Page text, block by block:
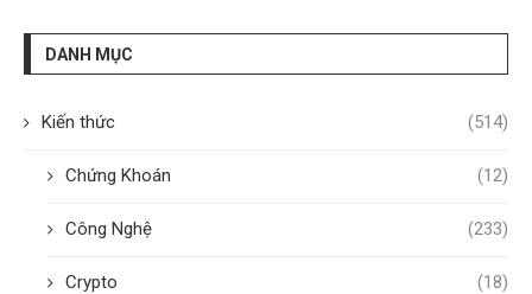
DANH MỤC
Kiến thức (514)
Chứng Khoán (12)
Công Nghệ (233)
Crypto (18)